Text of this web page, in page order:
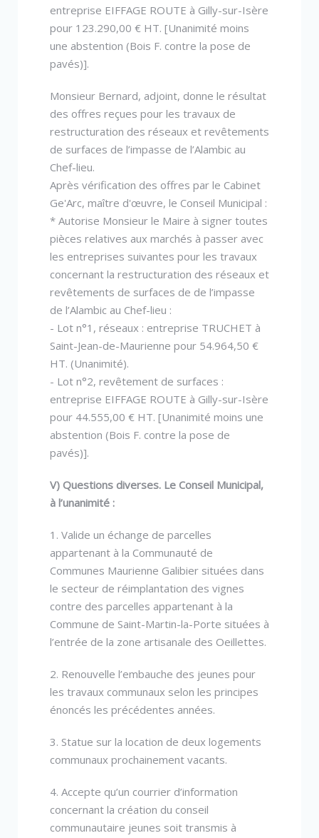
entreprise EIFFAGE ROUTE à Gilly-sur-Isère
pour 123.290,00 € HT. [Unanimité moins
une abstention (Bois F. contre la pose de
pavés)].
Monsieur Bernard, adjoint, donne le résultat
des offres reçues pour les travaux de
restructuration des réseaux et revêtements
de surfaces de l’impasse de l’Alambic au
Chef-lieu.
Après vérification des offres par le Cabinet
Ge'Arc, maître d'œuvre, le Conseil Municipal :
* Autorise Monsieur le Maire à signer toutes
pièces relatives aux marchés à passer avec
les entreprises suivantes pour les travaux
concernant la restructuration des réseaux et
revêtements de surfaces de de l’impasse
de l’Alambic au Chef-lieu :
- Lot n°1, réseaux : entreprise TRUCHET à
Saint-Jean-de-Maurienne pour 54.964,50 €
HT. (Unanimité).
- Lot n°2, revêtement de surfaces :
entreprise EIFFAGE ROUTE à Gilly-sur-Isère
pour 44.555,00 € HT. [Unanimité moins une
abstention (Bois F. contre la pose de
pavés)].
V) Questions diverses. Le Conseil Municipal,
à l’unanimité :
1. Valide un échange de parcelles
appartenant à la Communauté de
Communes Maurienne Galibier situées dans
le secteur de réimplantation des vignes
contre des parcelles appartenant à la
Commune de Saint-Martin-la-Porte situées à
l’entrée de la zone artisanale des Oeillettes.
2. Renouvelle l’embauche des jeunes pour
les travaux communaux selon les principes
énoncés les précédentes années.
3. Statue sur la location de deux logements
communaux prochainement vacants.
4. Accepte qu’un courrier d’information
concernant la création du conseil
communautaire jeunes soit transmis à